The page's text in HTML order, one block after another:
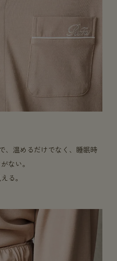
、温めるだけでなく、睡眠時
ない。
る。